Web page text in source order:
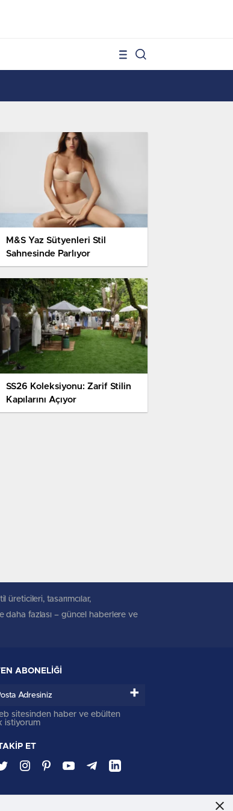
M&S Yaz Sütyenleri Stil
Sahnesinde Parlıyor
SS26 Koleksiyonu: Zarif Stilin
Kapılarını Açıyor
tasarımcılar,
fazlası – güncel haberlere ve
ABONELİĞİ
+
sitesinden haber ve ebülten
istiyorum
ET